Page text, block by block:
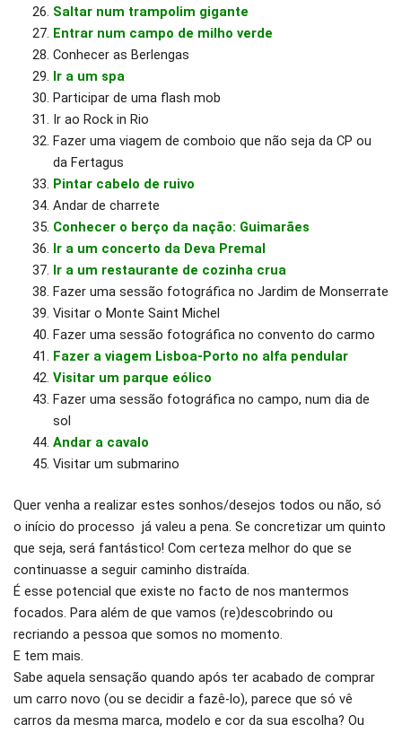
Saltar num trampolim gigante
Entrar num campo de milho verde
Conhecer as Berlengas
Ir a um spa
Participar de uma flash mob
Ir ao Rock in Rio
Fazer uma viagem de comboio que não seja da CP ou
da Fertagus
Pintar cabelo de ruivo
Andar de charrete
Conhecer o berço da nação: Guimarães
Ir a um concerto da Deva Premal
Ir a um restaurante de cozinha crua
Fazer uma sessão fotográfica no Jardim de Monserrate
Visitar o Monte Saint Michel
Fazer uma sessão fotográfica no convento do carmo
Fazer a viagem Lisboa-Porto no alfa pendular
Visitar um parque eólico
Fazer uma sessão fotográfica no campo, num dia de
sol
Andar a cavalo
Visitar um submarino
Quer venha a realizar estes sonhos/desejos todos ou não, só
o início do processo já valeu a pena. Se concretizar um quinto
que seja, será fantástico! Com certeza melhor do que se
continuasse a seguir caminho distraída.
É esse potencial que existe no facto de nos mantermos
focados. Para além de que vamos (re)descobrindo ou
recriando a pessoa que somos no momento.
E tem mais.
Sabe aquela sensação quando após ter acabado de comprar
um carro novo (ou se decidir a fazê-lo), parece que só vê
carros da mesma marca, modelo e cor da sua escolha? Ou